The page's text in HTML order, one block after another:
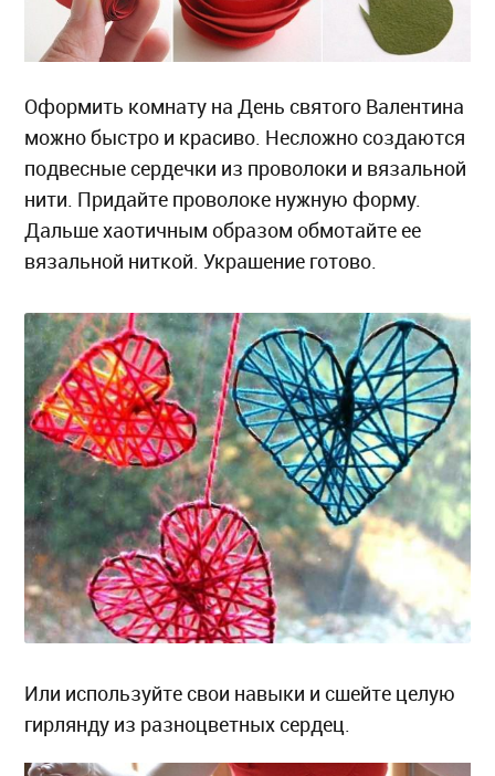
Оформить комнату на День святого Валентина
можно быстро и красиво. Несложно создаются
подвесные сердечки из проволоки и вязальной
нити. Придайте проволоке нужную форму.
Дальше хаотичным образом обмотайте ее
вязальной ниткой. Украшение готово.
Или используйте свои навыки и сшейте целую
гирлянду из разноцветных сердец.